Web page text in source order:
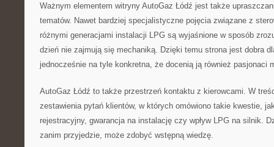
Ważnym elementem witryny AutoGaz Łódź jest także
tematów. Nawet bardziej specjalistyczne pojęcia związane z
różnymi generacjami instalacji LPG są wyjaśnione w sposób
dzień nie zajmują się mechaniką. Dzięki temu strona jest dobra
jednocześnie na tyle konkretna, że docenią ją również pasjonaci
AutoGaz Łódź to także przestrzeń kontaktu z kierowcami. W
zestawienia pytań klientów, w których omówiono takie kwestie,
rejestracyjny, gwarancja na instalację czy wpływ LPG na silnik.
zanim przyjedzie, może zdobyć wstępną wiedzę.